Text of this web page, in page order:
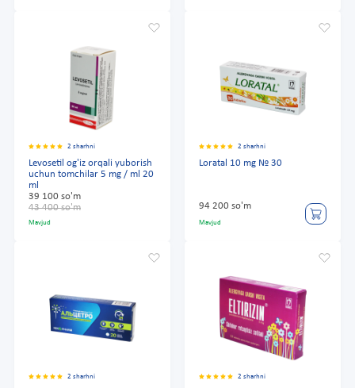
2 sharhni
Levosetil og'iz orqali yuborish
uchun tomchilar 5 mg / ml 20
ml
39 100 so'm
43 400 so'm
Mavjud
2 sharhni
Loratal 10 mg № 30
94 200 so'm
Mavjud
2 sharhni 2 sharhni